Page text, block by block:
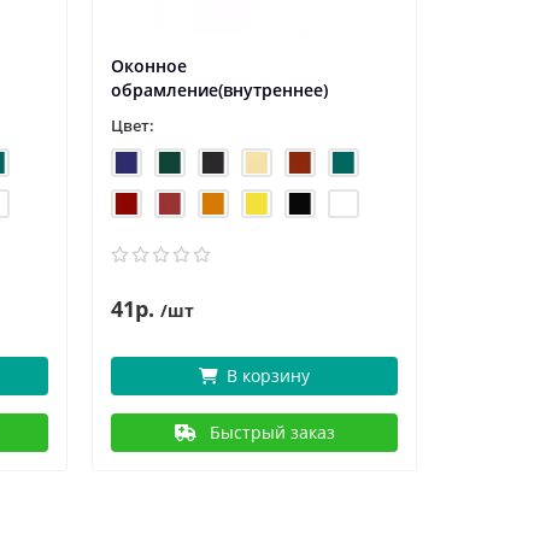
Оконное
обрамление(внутреннее)
Цвет:
41р. /шт
В корзину
Быстрый заказ